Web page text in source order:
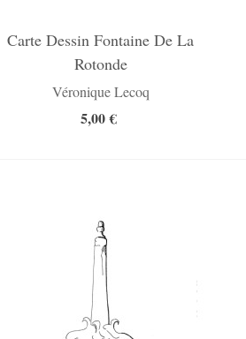
Carte Dessin Fontaine De La
Rotonde
Véronique Lecoq
5,00 €